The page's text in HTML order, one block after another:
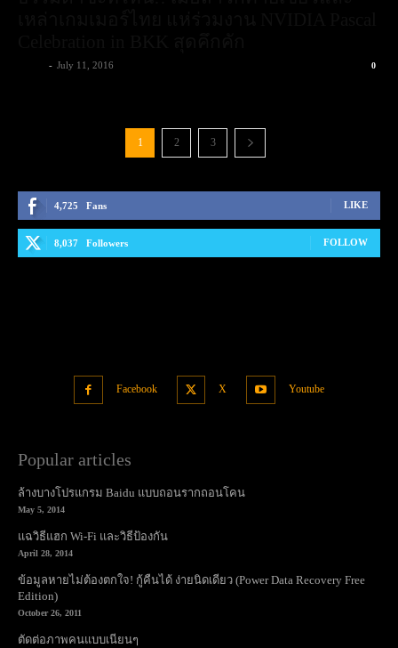
- July 11, 2016 0
1 2 3
4,725 Fans LIKE
8,037 Followers FOLLOW
Facebook X Youtube
Popular articles
ล้างบางโปรแกรม Baidu แบบถอนรากถอนโคน
May 5, 2014
แฉวิธีแฮก Wi-Fi และวิธีป้องกัน
April 28, 2014
ข้อมูลหายไม่ต้องตกใจ! กู้คืนได้ ง่ายนิดเดียว (Power Data Recovery Free
Edition)
October 26, 2011
ตัดต่อภาพคนแบบเนียนๆ